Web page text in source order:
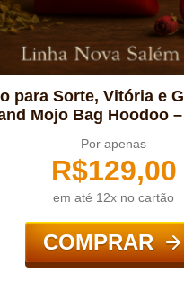
para Sorte, Vitória e
Mojo Bag Hoodoo
Por apenas
R$129,00
em até 12x no cartão
COMPRAR